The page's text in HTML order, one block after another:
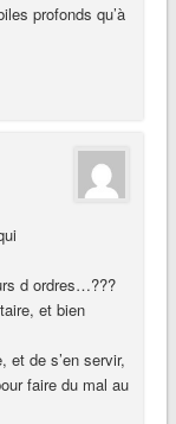
profonds qu’à
d ordres…???
et bien
et de s’en servir,
faire du mal au